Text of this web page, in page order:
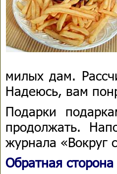
милых дам.
Надеюсь, вам
Подарки
продолжать.
журнала «Вокруг
Обратная сторона